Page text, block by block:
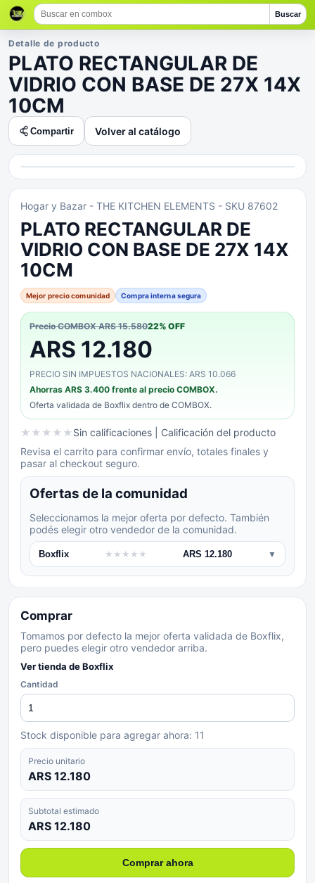
Buscar
Detalle de producto
PLATO RECTANGULAR DE
VIDRIO CON BASE DE 27X 14X
10CM
Compartir Volver al catálogo
Hogar y Bazar - THE KITCHEN ELEMENTS - SKU 87602
PLATO RECTANGULAR DE
VIDRIO CON BASE DE 27X 14X
10CM
Mejor precio comunidad Compra interna segura
Precio COMBOXARS 15.58022% OFF
ARS 12.180
PRECIO SIN IMPUESTOS NACIONALES: ARS 10.066
Ahorras ARS 3.400 frente al precio COMBOX.
Oferta validada de Boxflix dentro de COMBOX.
★ ★ ★ ★ ★Sin calificaciones | Calificación del producto
Revisa el carrito para confirmar envío, totales finales y
pasar al checkout seguro.
Ofertas de la comunidad
Seleccionamos la mejor oferta por defecto. También
podés elegir otro vendedor de la comunidad.
Boxflix ★ ★ ★ ★ ★ ARS 12.180 ▼
Comprar
Tomamos por defecto la mejor oferta validada de Boxflix,
pero puedes elegir otro vendedor arriba.
Ver tienda deBoxflix
Cantidad
Stock disponible para agregar ahora: 11
Precio unitario
ARS 12.180
Subtotal estimado
ARS 12.180
Comprar ahora